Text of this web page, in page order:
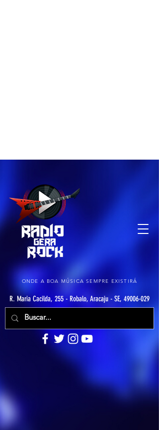
ONDE A BOA MÚSICA SEMPRE EXISTIRÁ
R. Maria Cacilda, 255 - Robalo, Aracaju - SE, 49006-029